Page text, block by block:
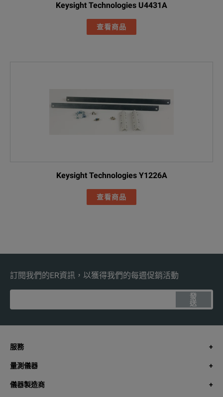
Keysight Technologies U4431A
查看商品
Keysight Technologies Y1226A
查看商品
訂閱我們的ER資訊，以獲得我們的每週促銷活動
發
送
服務
量測儀器
儀器製造商